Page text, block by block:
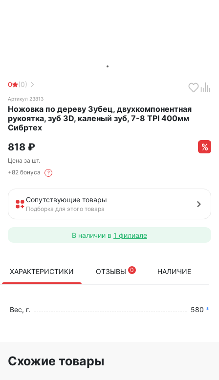
0 (0)
Артикул 23813
Ножовка по дереву Зубец, двухкомпонентная
рукоятка, зуб 3D, каленый зуб, 7-8 TPI 400мм
Сибртех
818 ₽
Цена за шт.
+82 бонуса
?
Сопутствующие товары
Подборка для этого товара
В наличии в 1 филиале
ХАРАКТЕРИСТИКИ ОТЗЫВЫ 0 НАЛИЧИЕ
Вес, г. 580 *
Схожие товары